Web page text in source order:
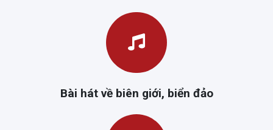
Bài hát về biên giới, biển đảo